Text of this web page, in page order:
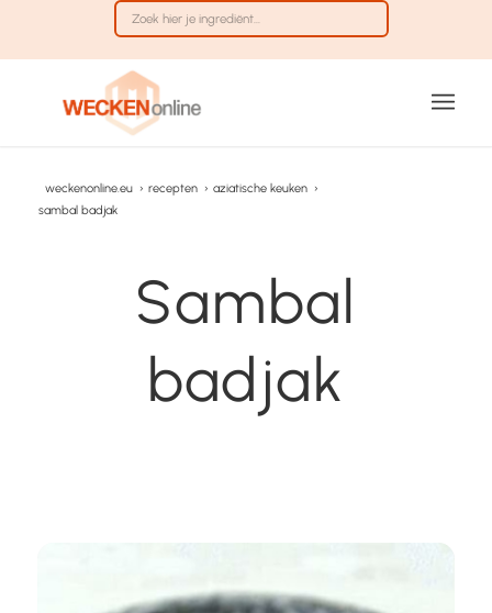
weckenonline.eu › recepten › aziatische keuken ›
sambal badjak
Sambal
badjak